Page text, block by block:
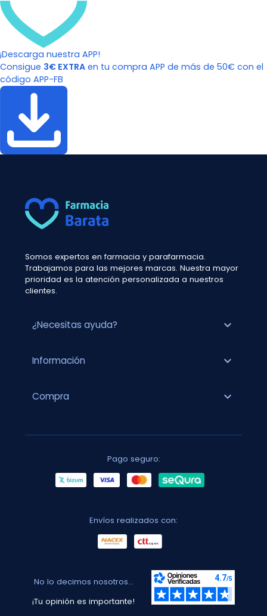
¡Descarga nuestra APP!
Consigue 3€ EXTRA en tu compra APP de más de 50€ con el
código APP-FB
Somos expertos en farmacia y parafarmacia.
Trabajamos para las mejores marcas. Nuestra mayor
prioridad es la atención personalizada a nuestros
clientes.
¿Necesitas ayuda? expand_more
Información expand_more
Compra expand_more
Pago seguro:
Envíos realizados con:
No lo decimos nosotros...
¡Tu opinión es importante!